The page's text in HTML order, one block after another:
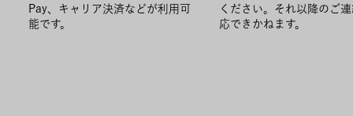
Pay、キャリア決済などが利用可
能です。
ください。それ以降のご
応できかねます。